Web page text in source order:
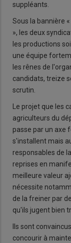
suppléants.
Sous la bannière
», les deux
les productions
une équipe
les rênes de
candidats, treize
scrutin.
Le projet que les
agriculteurs du
passe par un axe
s'installent mais
responsables de
reprises en
meilleure valeur
nécessite
de la freiner par
qu'ils jugent bien
Ils sont
concourir à